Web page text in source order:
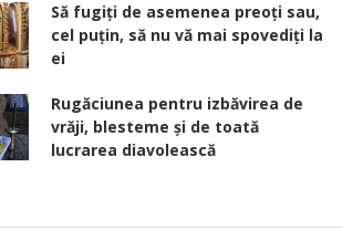
Să fugiţi de asemenea preoţi sau,
cel puţin, să nu vă mai spovediţi la
ei
Rugăciunea pentru izbăvirea de
vrăji, blesteme și de toată
lucrarea diavolească